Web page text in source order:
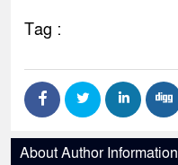
Tag :
About Author Information